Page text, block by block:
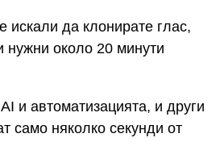
искали да клонирате глас,
нужни около 20 минути
и автоматизацията, и други
само няколко секунди от